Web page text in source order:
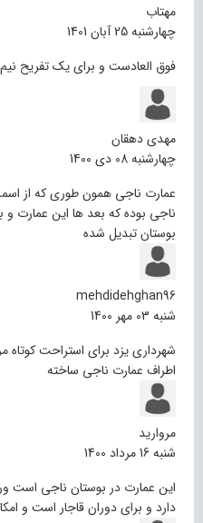
مهتاب
چهارشنبه 25 آبان 1401
فوق العادست و برای یک تفریح
مهدی دهقان
چهارشنبه 08 دی 1400
عمارت ناجی همون طوری که از
ناجی بوده که بعد ها این عمارت و
بوستان تبدیل شده
mehdidehghan96
شنبه 03 مهر 1400
شهرداری یزد برای استراحت کوتاه
اطراف عمارت ناجی ساخته
مروارید
شنبه 16 مرداد 1400
این عمارت در بوستان ناجی است
دارد و برای دوران قاجار است و